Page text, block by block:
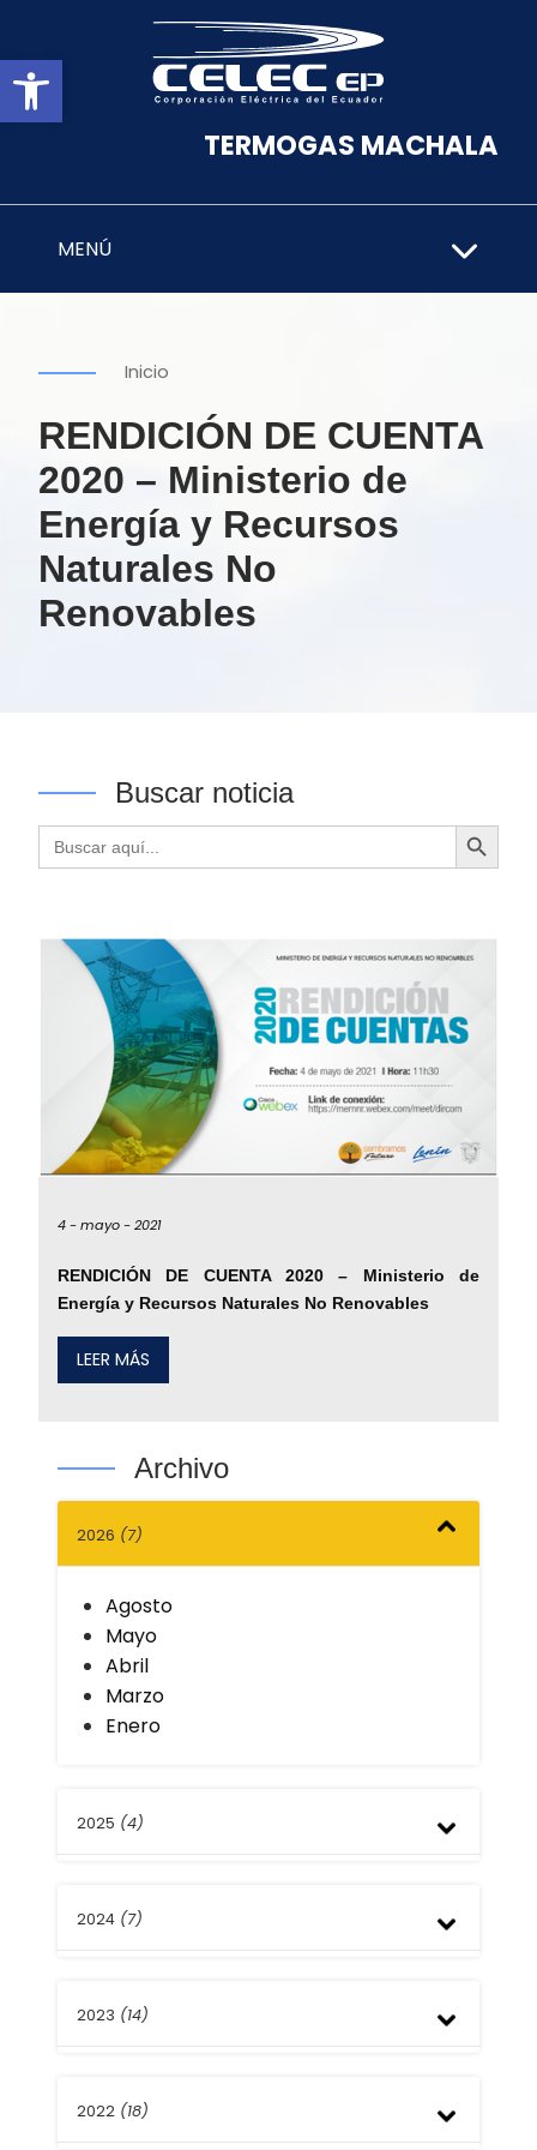
Abrir barra de herramientas
TERMOGAS MACHALA
MENÚ
Inicio
RENDICIÓN DE CUENTA
2020 – Ministerio de
Energía y Recursos
Naturales No
Renovables
Buscar noticia
Buscar: Botón de búsqueda
4 -mayo -2021
RENDICIÓN DE CUENTA 2020 – Ministerio de
Energía y Recursos Naturales No Renovables
LEER MÁS
Archivo
2026 (7)
Agosto
Mayo
Abril
Marzo
Enero
2025 (4)
Julio
2024 (7)
Octubre
Marzo
2023 (14)
Noviembre
2022 (18)